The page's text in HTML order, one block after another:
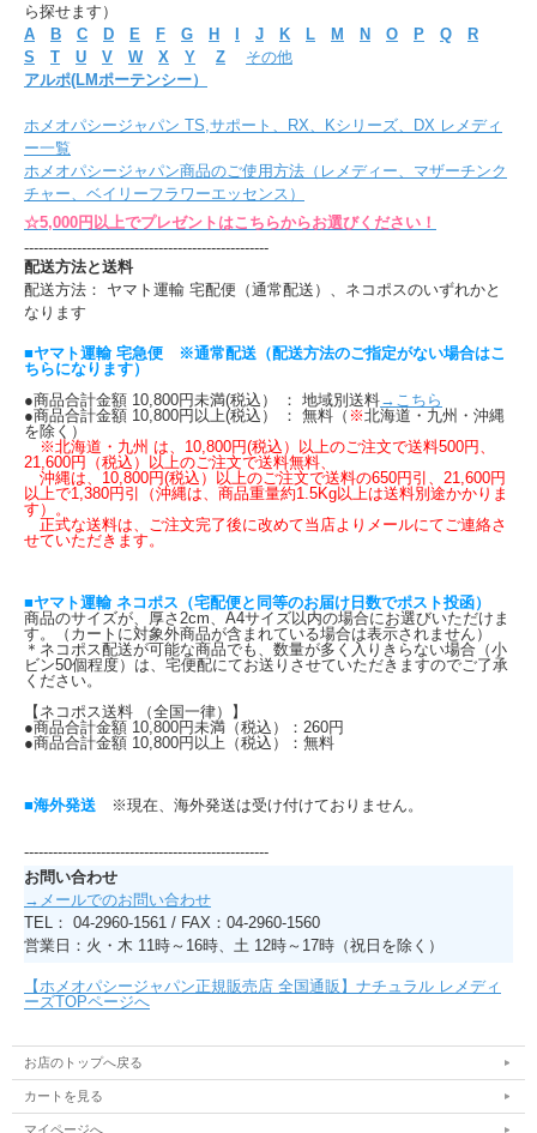
ら探せます）
A
B C D E F G H J K L M N O P Q
R
S
T U V W X Y Z
その他
アルポ(LMポーテンシー）
ホメオパシージャパン TS,サポート、RX、Kシリーズ、DX レメディ
ー一覧
ホメオパシージャパン商品のご使用方法（レメディー、マザーチンク
チャー、ベイリーフラワーエッセンス）
☆5,000円以上でプレゼントはこちらからお選びください！
---------------------------------------------------
配送方法と送料
配送方法： ヤマト運輸 宅配便（通常配送）、ネコポスのいずれかと
なります
■ヤマト運輸 宅急便 ※通常配送（配送方法のご指定がない場合はこ
ちらになります）
●商品合計金額 10,800円未満(税込） ： 地域別送料→こちら
●商品合計金額 10,800円以上(税込） ： 無料（ ※北海道・九州・沖縄
を除く）
※北海道・九州 は、10,800円(税込）以上のご注文で送料500円、
21,600円（税込）以上のご注文で送料無料、
沖縄は、10,800円(税込）以上のご注文で送料の650円引、21,600円
以上で1,380円引（沖縄は、商品重量約1.5Kg以上は送料別途かかりま
す）。
正式な送料は、ご注文完了後に改めて当店よりメールにてご連絡さ
せていただきます。
■ヤマト運輸 ネコポス（宅配便と同等のお届け日数でポスト投函）
商品のサイズが、厚さ2cm、A4サイズ以内の場合にお選びいただけま
す。（カートに対象外商品が含まれている場合は表示されません）
＊ネコポス配送が可能な商品でも、数量が多く入りきらない場合（小
ビン50個程度）は、宅便配にてお送りさせていただきますのでご了承
ください。
【ネコポス送料 （全国一律）】
●商品合計金額 10,800円未満（税込）：260円
●商品合計金額 10,800円以上（税込）：無料
■海外発送 ※現在、海外発送は受け付けておりません。
---------------------------------------------------
お問い合わせ
→メールでのお問い合わせ
TEL： 04-2960-1561 / FAX：04-2960-1560
営業日：火・木 11時～16時、土 12時～17時（祝日を除く）
【ホメオパシージャパン正規販売店 全国通販】ナチュラル レメディ
ーズTOPページへ
お店のトップへ戻る
カートを見る
マイページへ